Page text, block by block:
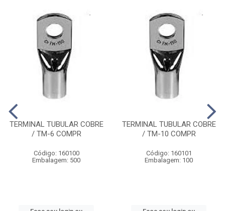
TERMINAL TUBULAR COBRE
/ TM-6 COMPR
Código: 160100
Embalagem: 500
TERMINAL TUBULAR COBRE
/ TM-10 COMPR
Código: 160101
Embalagem: 100